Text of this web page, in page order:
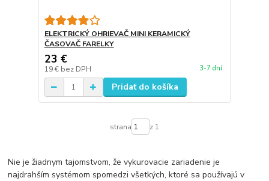
ELEKTRICKÝ OHRIEVAČ MINI KERAMICKÝ
ČASOVAČ FARELKY
23 €
19 € bez DPH 3-7 dní
Pridať do košíka
strana z 1
Nie je žiadnym tajomstvom, že vykurovacie zariadenie je
najdrahším systémom spomedzi všetkých, ktoré sa používajú v